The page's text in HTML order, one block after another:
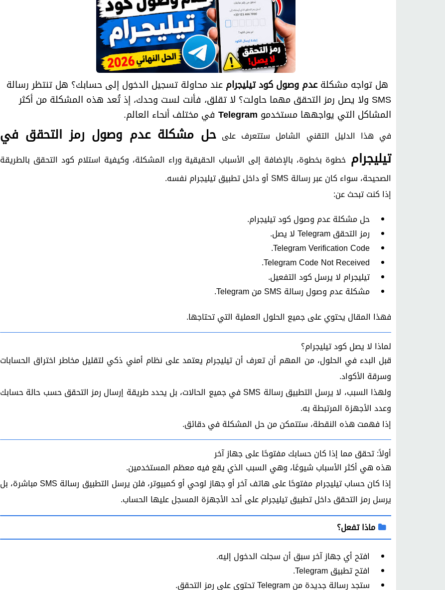
هل تواجه مشكلةعدم وصول كود تيليجرام عند محاولة تسجيل الدخول إلى حسابك؟ هل تنتظر رسالة
SMS ولا يصل رمز التحقق مهما حاولت؟ لا تقلق، فأنت لست وحدك، إذ تُعد هذه المشكلة من أكثر
المشاكل التي يواجهها مستخدمو Telegram في مختلف أنحاء العالم.
في هذا الدليل التقني الشامل ستتعرف علىحل مشكلة عدم وصول رمز التحقق في
تيليجرام خطوة بخطوة، بالإضافة إلى الأسباب الحقيقية وراء المشكلة، وكيفية استلام كود التحقق بالطريقة
الصحيحة، سواء كان عبر رسالة SMS أو داخل تطبيق تيليجرام نفسه.
إذا كنت تبحث عن:
حل مشكلة عدم وصول كود تيليجرام.
رمز التحقق Telegram لا يصل.
Telegram Verification Code.
Telegram Code Not Received.
تيليجرام لا يرسل كود التفعيل.
مشكلة عدم وصول رسالة SMS من Telegram.
فهذا المقال يحتوي على جميع الحلول العملية التي تحتاجها.
لماذا لا يصل كود تيليجرام؟
قبل البدء في الحلول، من المهم أن تعرف أن تيليجرام يعتمد على نظام أمني ذكي لتقليل مخاطر اختراق الحسابات
وسرقة الأكواد.
ولهذا السبب، لا يرسل التطبيق رسالة SMS في جميع الحالات، بل يحدد طريقة إرسال رمز التحقق حسب حالة حسابك
وعدد الأجهزة المرتبطة به.
إذا فهمت هذه النقطة، ستتمكن من حل المشكلة في دقائق.
أولاً: تحقق مما إذا كان حسابك مفتوحًا على جهاز آخر
هذه هي أكثر الأسباب شيوعًا، وهي السبب الذي يقع فيه معظم المستخدمين.
إذا كان حساب تيليجرام مفتوحًا على هاتف آخر أو جهاز لوحي أو كمبيوتر، فلن يرسل التطبيق رسالة SMS مباشرة، بل
يرسل رمز التحقق داخل تطبيق تيليجرام على أحد الأجهزة المسجل عليها الحساب.
ماذا تفعل؟
افتح أي جهاز آخر سبق أن سجلت الدخول إليه.
افتح تطبيق Telegram.
ستجد رسالة جديدة من Telegram تحتوي على رمز التحقق.